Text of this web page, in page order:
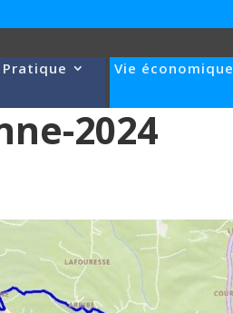
Pratique Vie économique
2024